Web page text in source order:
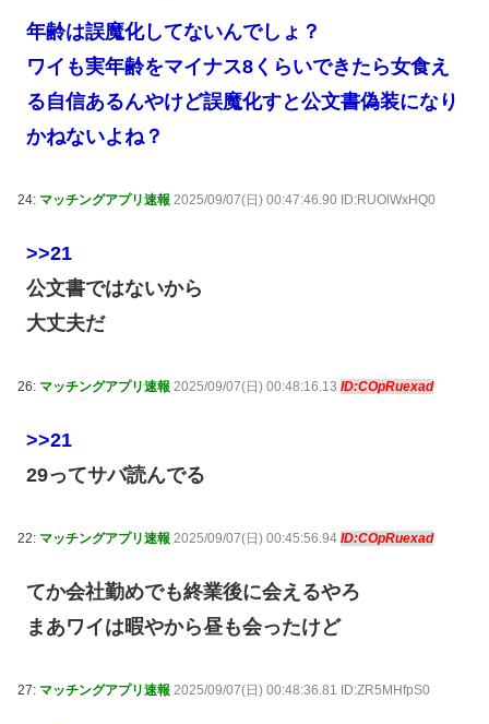
年齢は誤魔化してないんでしょ？
ワイも実年齢をマイナス8くらいできたら女食え
る自信あるんやけど誤魔化すと公文書偽装になり
かねないよね？
24: マッチングアプリ速報 2025/09/07(日) 00:47:46.90 ID:RUOlWxHQ0
>>21
公文書ではないから
大丈夫だ
26: マッチングアプリ速報 2025/09/07(日) 00:48:16.13 ID:COpRuexad
>>21
29ってサバ読んでる
22: マッチングアプリ速報 2025/09/07(日) 00:45:56.94 ID:COpRuexad
てか会社勤めでも終業後に会えるやろ
まあワイは暇やから昼も会ったけど
27: マッチングアプリ速報 2025/09/07(日) 00:48:36.81 ID:ZR5MHfpS0